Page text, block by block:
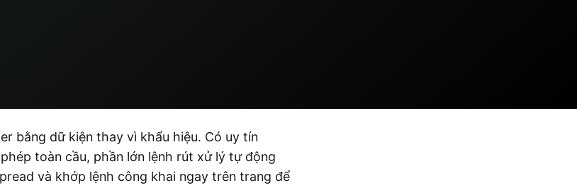
bằng dữ kiện thay vì khẩu hiệu. Có uy tín
toàn cầu, phần lớn lệnh rút xử lý tự động
và khớp lệnh công khai ngay trên trang để